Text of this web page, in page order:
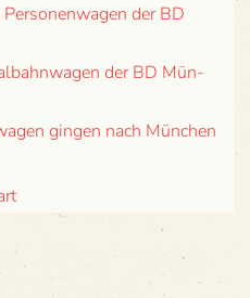
der BD
der BD Mün­
gin­gen nach München